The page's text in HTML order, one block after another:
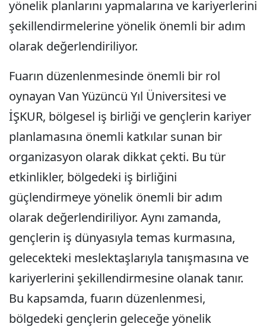
yönelik planlarını yapmalarına ve kariyerlerini
şekillendirmelerine yönelik önemli bir adım
olarak değerlendiriliyor.
Fuarın düzenlenmesinde önemli bir rol
oynayan Van Yüzüncü Yıl Üniversitesi ve
İŞKUR, bölgesel iş birliği ve gençlerin kariyer
planlamasına önemli katkılar sunan bir
organizasyon olarak dikkat çekti. Bu tür
etkinlikler, bölgedeki iş birliğini
güçlendirmeye yönelik önemli bir adım
olarak değerlendiriliyor. Aynı zamanda,
gençlerin iş dünyasıyla temas kurmasına,
gelecekteki meslektaşlarıyla tanışmasına ve
kariyerlerini şekillendirmesine olanak tanır.
Bu kapsamda, fuarın düzenlenmesi,
bölgedeki gençlerin geleceğe yönelik